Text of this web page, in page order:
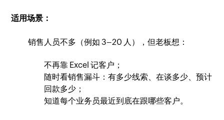
适用场景：
销售人员不多（例如 3–20 人），但老板想：
不再靠 Excel 记客户；
随时看销售漏斗：有多少线索、在谈多少、预计
回款多少；
知道每个业务员最近到底在跟哪些客户。